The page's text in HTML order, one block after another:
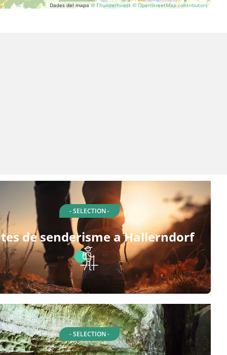
Dades del mapa © Thunderforest © OpenStreetMap contributors
- SELECTION -
de senderisme a Hallerndorf
- SELECTION -